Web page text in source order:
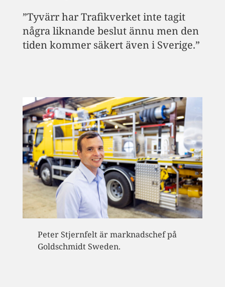
”Tyvärr har Trafikverket inte tagit
några liknande beslut ännu men den
tiden kommer säkert även i Sverige.”
Peter Stjernfelt är marknadschef på
Goldschmidt Sweden.